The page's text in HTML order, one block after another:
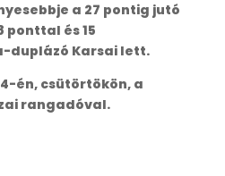
a 27 pontig jutó
ponttal és 15
duplázó Karsai lett.
én, csütörtökön, a
rangadóval.